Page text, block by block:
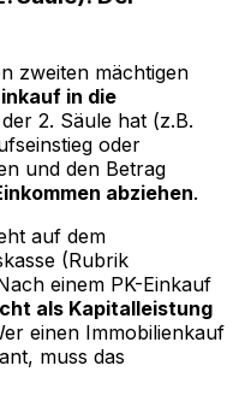
zweiten mächtigen
in die
2. Säule hat (z.B.
oder
und den Betrag
abziehen.
auf dem
(Rubrik
einem PK-Einkauf
als Kapitalleistung
einen Immobilienkauf
muss das